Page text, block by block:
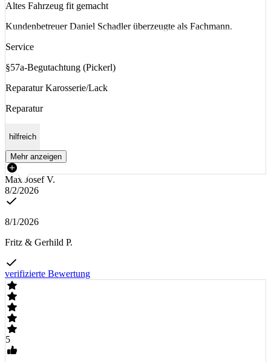
Altes Fahrzeug fit gemacht
Kundenbetreuer Daniel Schadler überzeugte als Fachmann.
Service
§57a-Begutachtung (Pickerl)
Reparatur Karosserie/Lack
Reparatur
hilfreich
Mehr anzeigen
Max Josef V.
8/2/2026
8/1/2026
Fritz & Gerhild P.
verifizierte Bewertung
5